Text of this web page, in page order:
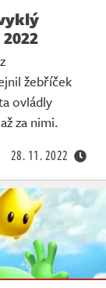
žebříček
ovládly
za nimi.
28. 11. 2022